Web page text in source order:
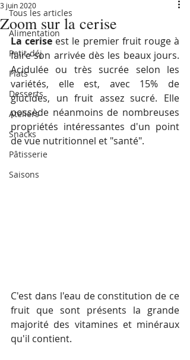
Tous les articles
Alimentation
Petit-déj
Plats
Desserts
Ateliers
Snacks
Pâtisserie
Saisons
Zoom sur la cerise
3 juin 2020
La cerise est le premier fruit rouge à
faire son arrivée dès les beaux jours.
Acidulée ou très sucrée selon les
variétés, elle est, avec 15% de
glucides, un fruit assez sucré. Elle
possède néanmoins de nombreuses
propriétés intéressantes d'un point
de vue nutritionnel et "santé".
C'est dans l'eau de constitution de ce
fruit que sont présents la grande
majorité des vitamines et minéraux
qu'il contient.